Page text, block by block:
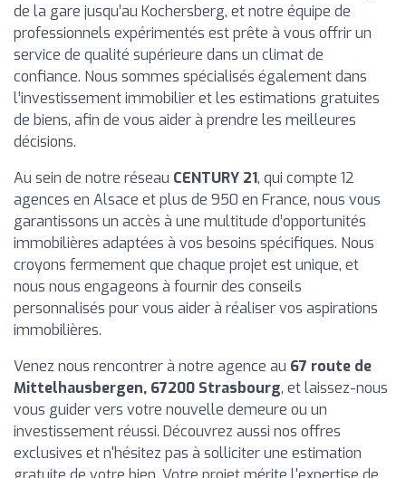
de la gare jusqu’au Kochersberg, et notre équipe de
professionnels expérimentés est prête à vous offrir un
service de qualité supérieure dans un climat de
confiance. Nous sommes spécialisés également dans
l’investissement immobilier et les estimations gratuites
de biens, afin de vous aider à prendre les meilleures
décisions.
Au sein de notre réseau CENTURY 21, qui compte 12
agences en Alsace et plus de 950 en France, nous vous
garantissons un accès à une multitude d’opportunités
immobilières adaptées à vos besoins spécifiques. Nous
croyons fermement que chaque projet est unique, et
nous nous engageons à fournir des conseils
personnalisés pour vous aider à réaliser vos aspirations
immobilières.
Venez nous rencontrer à notre agence au 67 route de
Mittelhausbergen, 67200 Strasbourg, et laissez-nous
vous guider vers votre nouvelle demeure ou un
investissement réussi. Découvrez aussi nos offres
exclusives et n'hésitez pas à solliciter une estimation